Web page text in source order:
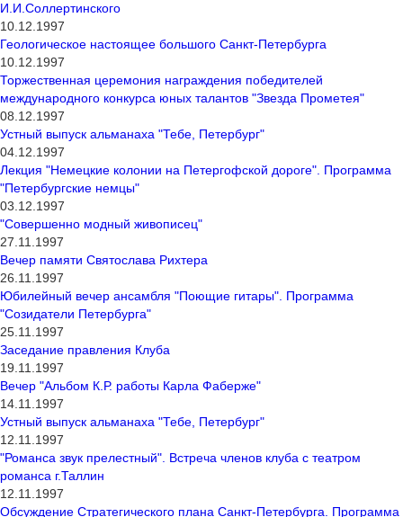
И.И.Соллертинского
10.12.1997
Геологическое настоящее большого Санкт-Петербурга
10.12.1997
Торжественная церемония награждения победителей
международного конкурса юных талантов "Звезда Прометея"
08.12.1997
Устный выпуск альманаха "Тебе, Петербург"
04.12.1997
Лекция "Немецкие колонии на Петергофской дороге". Программа
"Петербургские немцы"
03.12.1997
"Совершенно модный живописец"
27.11.1997
Вечер памяти Святослава Рихтера
26.11.1997
Юбилейный вечер ансамбля "Поющие гитары". Программа
"Созидатели Петербурга"
25.11.1997
Заседание правления Клуба
19.11.1997
Вечер "Альбом К.Р. работы Карла Фаберже"
14.11.1997
Устный выпуск альманаха "Тебе, Петербург"
12.11.1997
"Романса звук прелестный". Встреча членов клуба с театром
романса г.Таллин
12.11.1997
Обсуждение Стратегического плана Санкт-Петербурга. Программа